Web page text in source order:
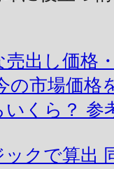
売出し価格
の市場価格
くら？ 参
クで算出